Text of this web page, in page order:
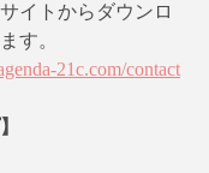
イトからダウンロ
す。
21c.com/contact